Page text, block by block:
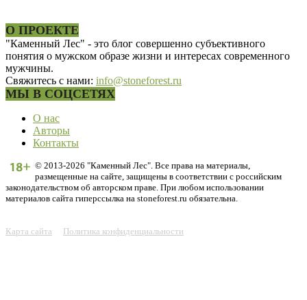
О ПРОЕКТЕ
"Каменный Лес" - это блог совершенно субъективного
понятия о мужском образе жизни и интересах современного
мужчины.
Свяжитесь с нами: info@stoneforest.ru
МЫ В СОЦСЕТЯХ
О нас
Авторы
Контакты
© 2013-2026 "Каменный Лес". Все права на материалы,
размещенные на сайте, защищены в соответствии с российским
законодательством об авторском праве. При любом использовании
материалов сайта гиперссылка на stoneforest.ru обязательна.
Карта сайта Политика конфиденциальности